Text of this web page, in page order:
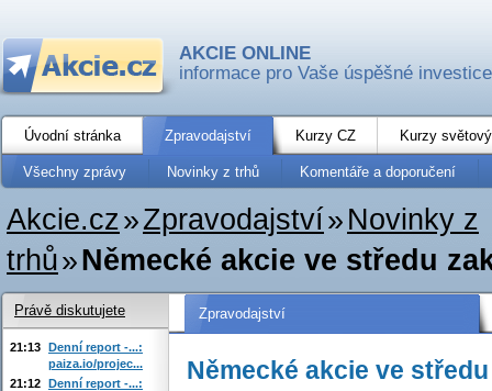
AKCIE ONLINE
informace pro Vaše úspěšné investice
Úvodní stránka Zpravodajství Kurzy CZ Kurzy
Všechny zprávy Novinky z trhů Komentáře a doporučení
Akcie.cz»Zpravodajství» Novinky z
trhů»Německé akcie ve středu
Zpravodajství
Německé akcie ve
Právě diskutujete
21:13 Denní report -...:
paiza.io/projec...
21:12 Denní report -...: